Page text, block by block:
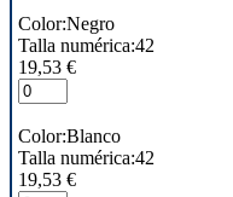
Color:Negro
Talla numérica:42
19,53 €
Color:Blanco
Talla numérica:42
19,53 €